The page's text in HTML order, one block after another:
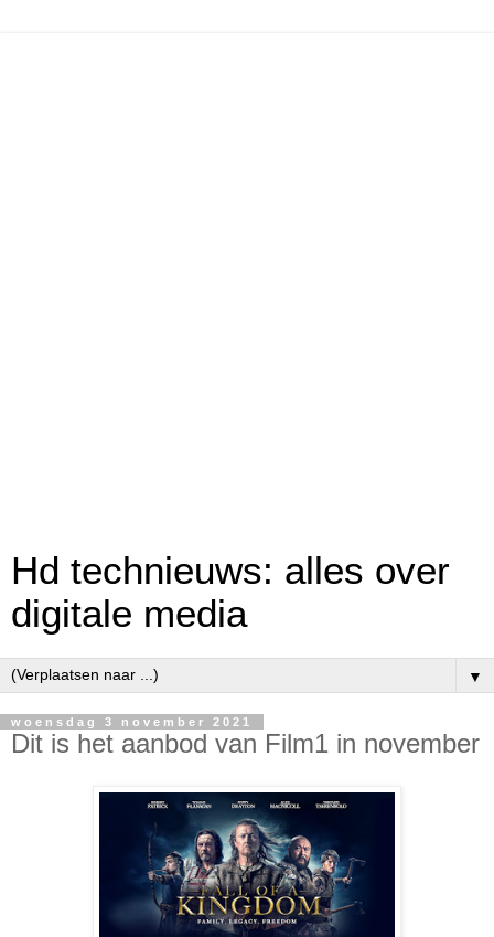
Hd technieuws: alles over
digitale media
▼
woensdag 3 november 2021
Dit is het aanbod van Film1 in november